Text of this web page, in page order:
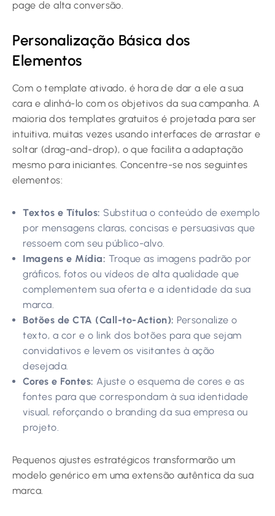
page de alta conversão.
Personalização Básica dos
Elementos
Com o template ativado, é hora de dar a ele a sua
cara e alinhá-lo com os objetivos da sua campanha. A
maioria dos templates gratuitos é projetada para ser
intuitiva, muitas vezes usando interfaces de arrastar e
soltar (drag-and-drop), o que facilita a adaptação
mesmo para iniciantes. Concentre-se nos seguintes
elementos:
Textos e Títulos: Substitua o conteúdo de exemplo
por mensagens claras, concisas e persuasivas que
ressoem com seu público-alvo.
Imagens e Mídia: Troque as imagens padrão por
gráficos, fotos ou vídeos de alta qualidade que
complementem sua oferta e a identidade da sua
marca.
Botões de CTA (Call-to-Action): Personalize o
texto, a cor e o link dos botões para que sejam
convidativos e levem os visitantes à ação
desejada.
Cores e Fontes: Ajuste o esquema de cores e as
fontes para que correspondam à sua identidade
visual, reforçando o branding da sua empresa ou
projeto.
Pequenos ajustes estratégicos transformarão um
modelo genérico em uma extensão autêntica da sua
marca.